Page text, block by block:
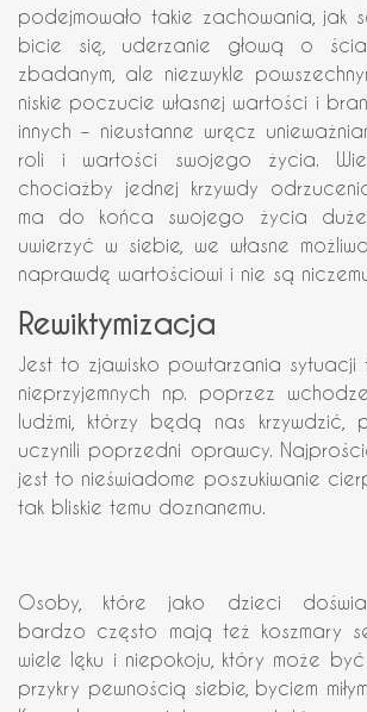
podejmowało takie zachowania, jak
bicie się, uderzanie głową o
zbadanym, ale niezwykle
niskie poczucie własnej wartości i
innych – nieustanne wręcz
roli i wartości swojego życia.
chociażby jednej krzywdy
ma do końca swojego życia
uwierzyć w siebie, we własne
naprawdę wartościowi i nie są niczemu
Rewiktymizacja
Jest to zjawisko powtarzania sytuacji
nieprzyjemnych np. poprzez
ludźmi, którzy będą nas krzywdzić,
uczynili poprzedni oprawcy.
jest to nieświadome poszukiwanie
tak bliskie temu doznanemu.
Osoby, które jako dzieci
bardzo często mają też koszmary
wiele lęku i niepokoju, który może
przykry pewnością siebie, byciem